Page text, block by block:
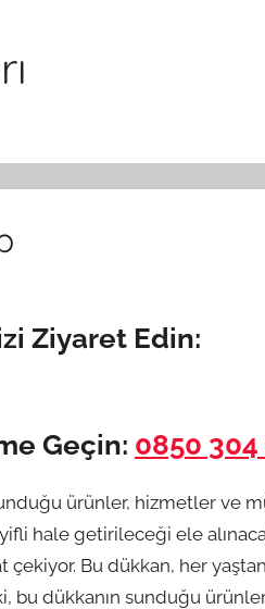
Ziyaret Edin:
Geçin: 0850 304
ürünler, hizmetler ve
hale getirileceği ele
çekiyor. Bu dükkan, her
dükkanın sunduğu ürünler